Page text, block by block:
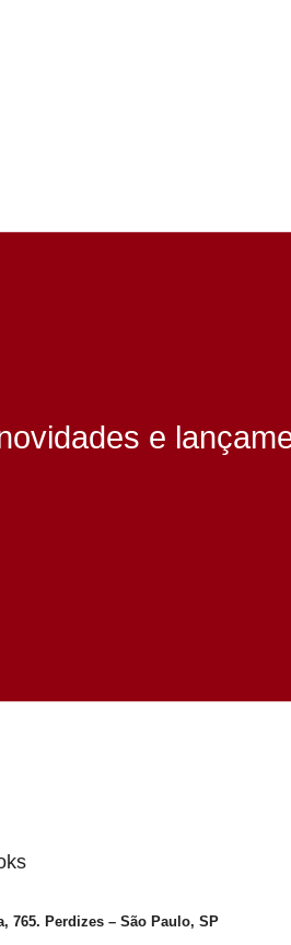
e
765. Perdizes – São Paulo, SP